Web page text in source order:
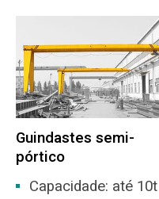
opção para quintais
abertos.
Guindastes semi-
pórtico
Capacidade: até 10t